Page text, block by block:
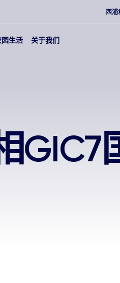
西浦
园生活 关于我们
GIC7